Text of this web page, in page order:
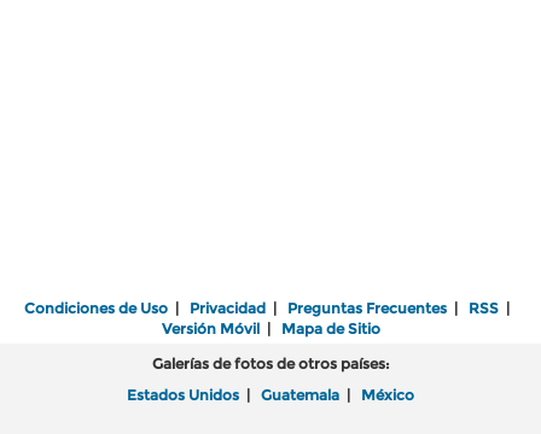
Condiciones de Uso | Privacidad | Preguntas Frecuentes | RSS |
Versión Móvil| Mapa de Sitio
Galerías de fotos de otros países:
Estados Unidos | Guatemala | México